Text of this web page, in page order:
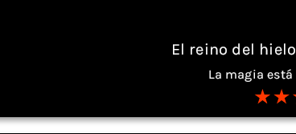
El reino del
La magia